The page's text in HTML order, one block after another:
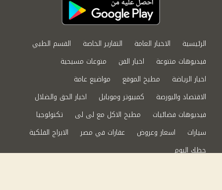
الرئيسية الاخبار العامة التقارير الخاصة
القسم الطبي
فيديوهات متنوعة
اخبار الفن
منوعات مسيحية
اخبار الرياضة
مطبخ الموقع
مواضيع عامة
الاقتصاد والبورصة
كمبيوتر وموبايل
اخبار الحق والضلال
فيديوهات فضائيات
مطبخ الاكل مع لى لى
تكنولوجيا
سيارات
اسعار وعروض عقارات في مصر
الابراج الفلكية
حظك اليوم